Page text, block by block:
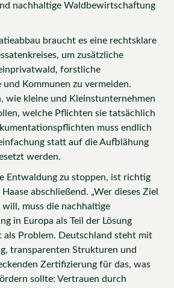
nachhaltige Waldbewirtschaftung
braucht es eine rechtsklare
um zusätzliche
forstliche
und Kommunen zu vermeiden.
wie kleine und Kleinstunternehmen
welche Pflichten sie tatsächlich
muss endlich
statt auf die Aufblähung
werden.
Entwaldung zu stoppen, ist richtig
abschließend. „Wer dieses Ziel
muss die nachhaltige
in Europa als Teil der Lösung
als Problem. Deutschland steht mit
transparenten Strukturen und
Zertifizierung für das, was
sollte: Vertrauen durch